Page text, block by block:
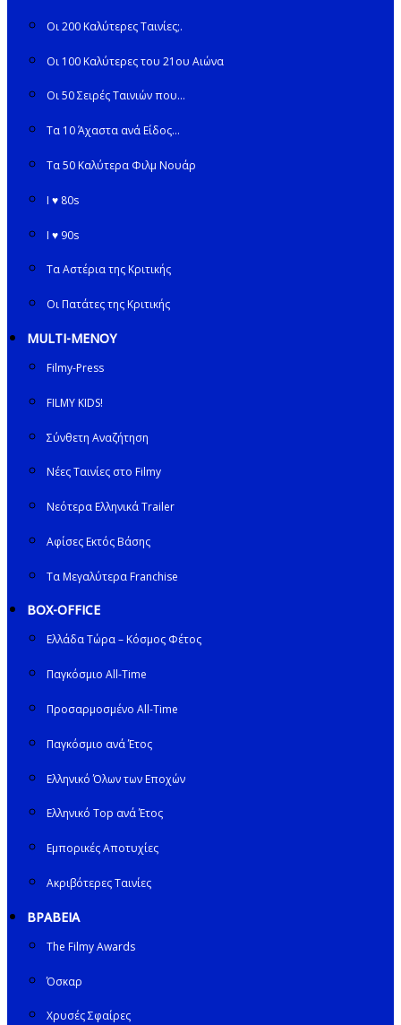
Οι 200 Καλύτερες Ταινίες;.
Οι 100 Καλύτερες του 21ου Αιώνα
Οι 50 Σειρές Ταινιών που…
Τα 10 Άχαστα ανά Είδος…
Τα 50 Καλύτερα Φιλμ Νουάρ
I ♥ 80s
I ♥ 90s
Τα Αστέρια της Κριτικής
Οι Πατάτες της Κριτικής
MULTI-ΜΕΝΟΥ
Filmy-Press
FILMY KIDS!
Σύνθετη Αναζήτηση
Νέες Ταινίες στο Filmy
Νεότερα Ελληνικά Trailer
Αφίσες Εκτός Βάσης
Τα Μεγαλύτερα Franchise
BOX-OFFICE
Ελλάδα Τώρα – Κόσμος Φέτος
Παγκόσμιο All-Time
Προσαρμοσμένο All-Time
Παγκόσμιο ανά Έτος
Ελληνικό Όλων των Εποχών
Ελληνικό Top ανά Έτος
Εμπορικές Αποτυχίες
Ακριβότερες Ταινίες
ΒΡΑΒΕΙΑ
The Filmy Awards
Όσκαρ
Χρυσές Σφαίρες